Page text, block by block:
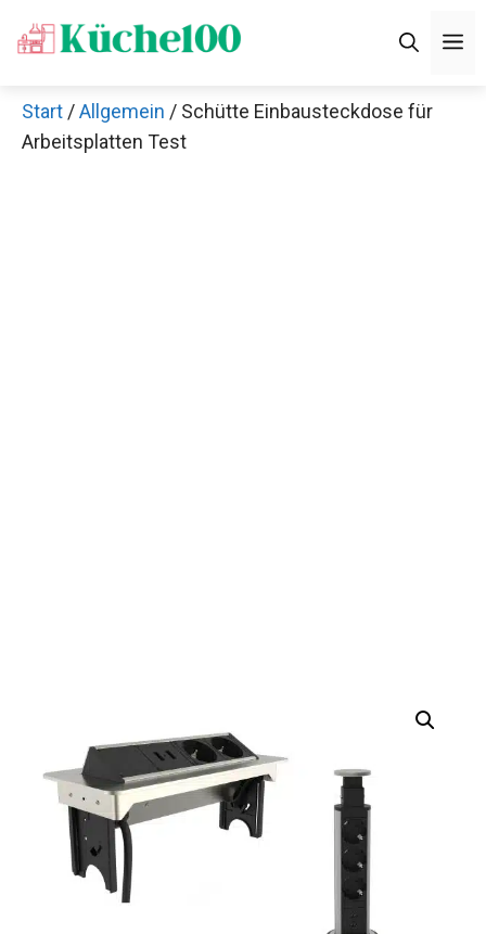
Inhalt
Start /Allgemein / Schütte Einbausteckdose für
Arbeitsplatten Test